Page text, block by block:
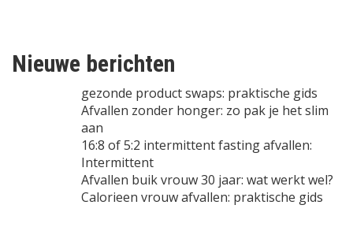
Nieuwe berichten
gezonde product swaps: praktische gids
Afvallen zonder honger: zo pak je het slim
aan
16:8 of 5:2 intermittent fasting afvallen:
Intermittent
Afvallen buik vrouw 30 jaar: wat werkt wel?
Calorieen vrouw afvallen: praktische gids